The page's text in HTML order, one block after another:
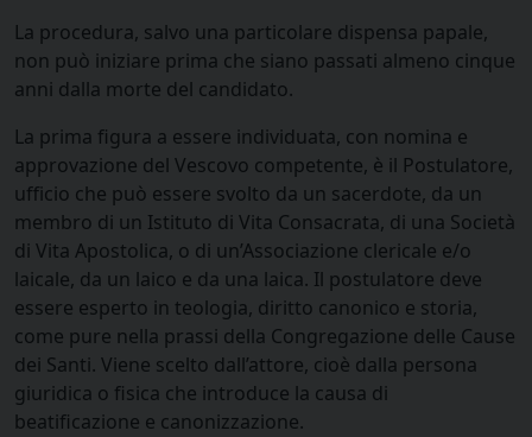
La procedura, salvo una particolare dispensa papale,
non può iniziare prima che siano passati almeno cinque
anni dalla morte del candidato.
La prima figura a essere individuata, con nomina e
approvazione del Vescovo competente, è il Postulatore,
ufficio che può essere svolto da un sacerdote, da un
membro di un Istituto di Vita Consacrata, di una Società
di Vita Apostolica, o di un’Associazione clericale e/o
laicale, da un laico e da una laica. Il postulatore deve
essere esperto in teologia, diritto canonico e storia,
come pure nella prassi della Congregazione delle Cause
dei Santi. Viene scelto dall’attore, cioè dalla persona
giuridica o fisica che introduce la causa di
beatificazione e canonizzazione.